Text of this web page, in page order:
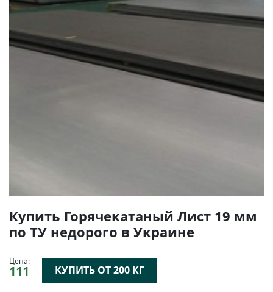
Купить Горячекатаный Лист 19 мм
по ТУ недорого в Украине
Цена:
111 КУПИТЬ ОТ 200 КГ